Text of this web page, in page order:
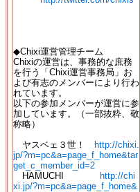
◆Chixi運営管理チーム
Chixiの運営は、事務的な庶務
を行う「Chixi運営事務局」お
よび有志のメンバーにより行わ
れています。
以下の参加メンバーが運営に参
加しています。（一部抜粋、敬
称略）
ヤスベェ３世！
http://chixi.
jp/?m=pc&a=page_f_home&tar
get_c_member_id=2
HAMUCHI
http://chi
xi.jp/?m=pc&a=page_f_home&